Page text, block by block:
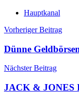
Hauptkanal
Vorheriger Beitrag
Dünne
Nächster Beitrag
JACK & JONES